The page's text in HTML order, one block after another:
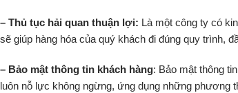
– Thủ tục hải quan thuận lợi: Là một công ty có
sẽ giúp hàng hóa của quý khách đi đúng quy trình,
– Bảo mật thông tin khách hàng: Bảo mật thông
luôn nỗ lực không ngừng, ứng dụng những phương